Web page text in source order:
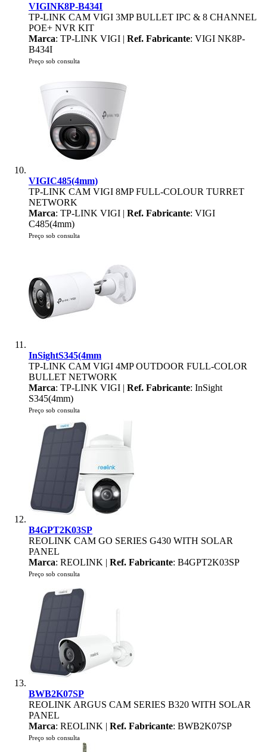
VIGINK8P-B434I
TP-LINK CAM VIGI 3MP BULLET IPC & 8 CHANNEL
POE+ NVR KIT
Marca: TP-LINK VIGI | Ref. Fabricante: VIGI NK8P-
B434I
Preço sob consulta
VIGIC485(4mm)
TP-LINK CAM VIGI 8MP FULL-COLOUR TURRET
NETWORK
Marca: TP-LINK VIGI | Ref. Fabricante: VIGI
C485(4mm)
Preço sob consulta
InSightS345(4mm
TP-LINK CAM VIGI 4MP OUTDOOR FULL-COLOR
BULLET NETWORK
Marca: TP-LINK VIGI | Ref. Fabricante: InSight
S345(4mm)
Preço sob consulta
B4GPT2K03SP
REOLINK CAM GO SERIES G430 WITH SOLAR
PANEL
Marca: REOLINK | Ref. Fabricante: B4GPT2K03SP
Preço sob consulta
BWB2K07SP
REOLINK ARGUS CAM SERIES B320 WITH SOLAR
PANEL
Marca: REOLINK | Ref. Fabricante: BWB2K07SP
Preço sob consulta